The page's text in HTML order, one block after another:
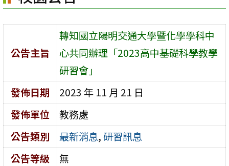
公告主旨
轉知國立陽明交通大學暨化學學科中
心共同辦理「2023高中基礎科學教學
研習會」
發佈日期
2023 年 11 月 21 日
發佈單位
教務處
公告類別
最新消息,研習訊息
公告等級
無